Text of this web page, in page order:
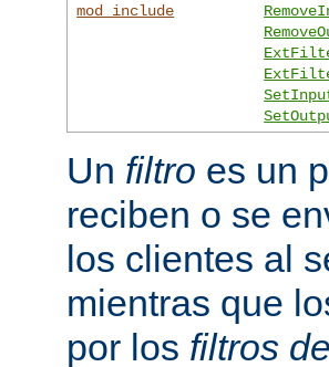
mod_include
Un filtro es un
reciben o se
los clientes al
mientras que
por los filtros